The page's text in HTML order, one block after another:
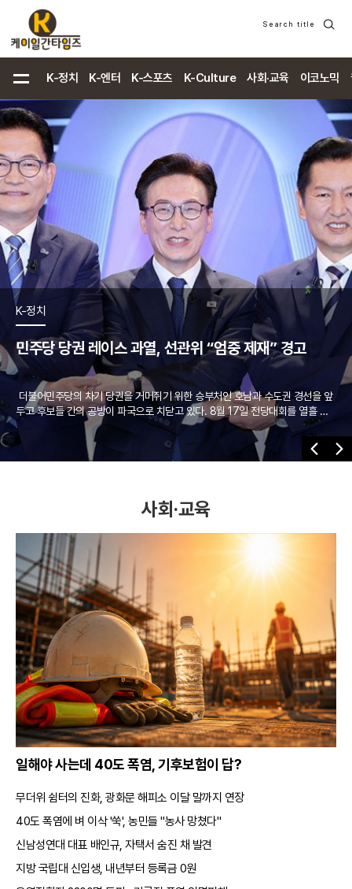
Search title
검
K-정치 K-엔터 K-스포츠 K-Culture 사회·교육 이코노믹
K-정치
민주당 당권 레이스 과열, 선관위 “엄중 제재” 경고
더불어민주당의 차기 당권을 거머쥐기 위한 승부처인 호남과 수도권 경선을 앞
두고 후보들 간의 공방이 파국으로 치닫고 있다. 8월 17일 전당대회를 열흘 남
짓 앞둔 시점에서 정청래 후보와 김민석 후보는 서로를 향해 '반명 분열주의'와
'허위사실 유포'라는 날 선 비판을 쏟아내며 퇴로 없는 전쟁을 벌이는 중이다. 특
히 충청과 영남권 경선에서 두 후보의 격차가 1%p 미만의 초박빙으로 나타나자,
사회·교육
일해야 사는데 40도 폭염, 기후보험이 답?
무더위 쉼터의 진화, 광화문 해피소 이달 말까지 연장
40도 폭염에 벼 이삭 '쑥', 농민들 "농사 망쳤다"
신남성연대 대표 배인규, 자택서 숨진 채 발견
지방 국립대 신입생, 내년부터 등록금 0원